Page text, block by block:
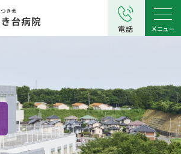
電話 メニュー